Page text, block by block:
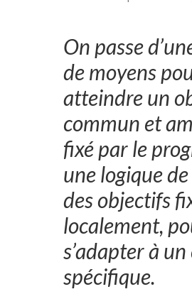
On passe
de moyens
atteindre un
commun et
fixé par le
une logique
des objectifs
localement,
s’adapter à
spécifique.